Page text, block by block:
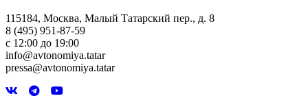
115184, Москва, Малый Татарский пер., д. 8
8 (495) 951-87-59
с 12:00 до 19:00
info@avtonomiya.tatar
pressa@avtonomiya.tatar